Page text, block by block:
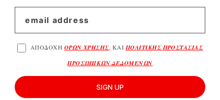
ΑΠΟΔΟΧΗ ΟΡΩΝ ΧΡΗΣΗΣ, ΚΑΙ ΠΟΛΙΤΙΚΗΣ ΠΡΟΣΤΑΣΙΑΣ
ΠΡΟΣΩΠΙΚΩΝ ΔΕΔΟΜΕΝΩΝ
SIGN UP